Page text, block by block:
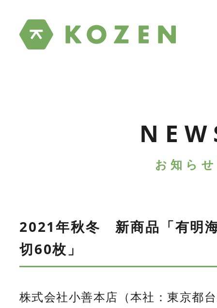
お知らせ
2021年秋冬 新商品「有明
切60枚」
株式会社小善本店（本社：東京都